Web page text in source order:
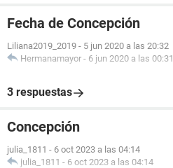
Fecha de Concepción
Liliana2019_2019 - 5 jun 2020 a las 20:32
Hermanamayor - 6 jun 2020 a las 00:31
3 respuestas
Concepción
julia_1811 - 6 oct 2023 a las 04:14
julia_1811 - 6 oct 2023 a las 04:14